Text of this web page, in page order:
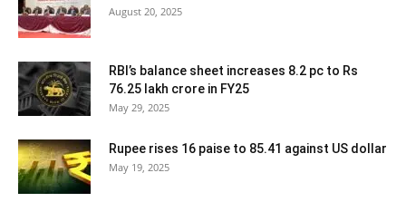
August 20, 2025
RBI’s balance sheet increases 8.2 pc to Rs
76.25 lakh crore in FY25
May 29, 2025
Rupee rises 16 paise to 85.41 against US dollar
May 19, 2025